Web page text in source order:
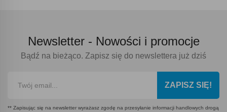
Newsletter - Nowości i promocje
Bądź na bieżąco. Zapisz się do newslettera już dziś
ZAPISZ SIĘ!
** Zapisując się na newsletter wyrażasz zgodę na przesyłanie informacji handlowych drogą